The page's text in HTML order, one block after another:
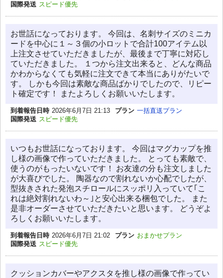
国際発送 スピード優先
お世話になっております。 今回は、名刺サイズのミニカ
ードを中心に１～３個の小ロットで合計100アイテム以
上注文させていただきましたが、最後まで丁寧に対応し
ていただきました。 １つから注文出来ると、どんな商品
かわからなくても気軽に注文できて本当にありがたいで
す。 しかも今回は素敵な商品ばかりでしたので、リピー
ト確定です！ またよろしくお願いいたします。
到着報告日時 2026年6月7日 21:13 プラン 一括直送プラン
国際発送 スピード優先
いつもお世話になっております。 今回はマグカップを推
し様の画像で作っていただきました。 とっても素敵で、
使うのがもったいないです！ お友達の分も注文しました
が大喜びでした。 陶器なので割れないか心配でしたが、
型抜きされた発泡スチロールにスッポリ入っていて｢こ
れは絶対割れないわ～｣と安心出来る梱包でした。 また
是非オーダーさせていただきたいと思います。 どうぞよ
ろしくお願いいたします。
到着報告日時 2026年6月7日 21:02 プラン おまかせプラン
国際発送 スピード優先
クッションカバーやアクスタを推し様の画像で作ってい